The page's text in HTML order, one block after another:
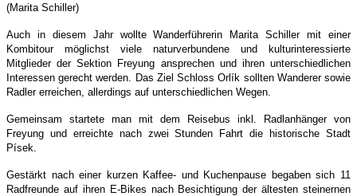
(Marita Schiller)
Auch in diesem Jahr wollte Wanderführerin Marita Schiller mit einer
Kombitour möglichst viele naturverbundene und kulturinteressierte
Mitglieder der Sektion Freyung ansprechen und ihren unterschiedlichen
Interessen gerecht werden. Das Ziel Schloss Orlík sollten Wanderer sowie
Radler erreichen, allerdings auf unterschiedlichen Wegen.
Gemeinsam startete man mit dem Reisebus inkl. Radlanhänger von
Freyung und erreichte nach zwei Stunden Fahrt die historische Stadt
Písek.
Gestärkt nach einer kurzen Kaffee- und Kuchenpause begaben sich 11
Radfreunde auf ihren E-Bikes nach Besichtigung der ältesten steinernen